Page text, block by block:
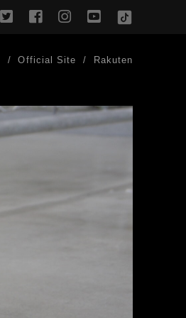
twitterfacebookinstagram
youtube
TikTok
Official Site Rakuten